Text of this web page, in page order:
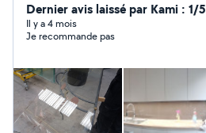
Dernier avis laissé par Kami : 1/5
Il y a 4 mois
Je recommande pas